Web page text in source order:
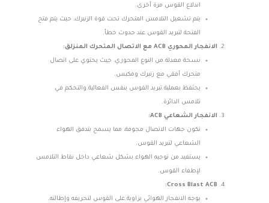
اندلاع القوس مرة أخرى.
يتم تشغيل التلامس المتحرك تحت قوة الزنبرك، حيث يتم فتح
الفتحة لتبريد القوس عند حدوث خطأ.
الانفجار المحوري ACB مع الاتصال المتحرك المنزلق:
نسخة معدلة من النوع المحوري، حيث يحتوي على اتصال
متحرك أفقي مع زنبرك ومكبس.
يحتفظ بعملية تبريد القوس بنفس الفعالية والتحكم في
تلامس الدائرة.
الانفجار الشعاعي ACB:
تكون جهات الاتصال مجوفة، مما يسمح بتدفق الهواء
الشعاعي لتبريد القوس.
يستفيد من توجيه الهواء بشكل شعاعي داخل نقاط التلامس
لإطفاء القوس.
Cross Blast ACB:
يوجه الانفجار الهوائي بزاوية على القوس لتحريفه وإطالته.